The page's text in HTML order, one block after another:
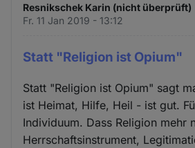
Resnikschek Karin (nicht überprüft)
Fr. 11 Jan 2019 - 13:12
Statt "Religion ist Opium"
Statt "Religion ist Opium" sagt
ist Heimat, Hilfe, Heil - ist gut.
Individuum. Dass Religion mehr
Herrschaftsinstrument,